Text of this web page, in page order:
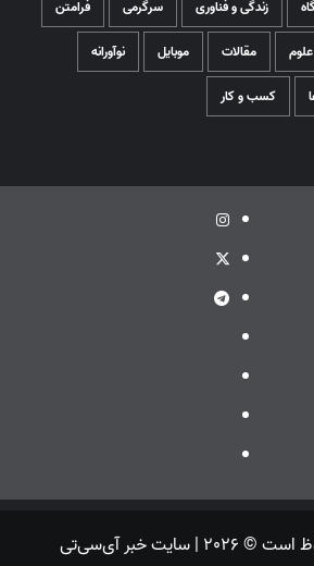
زندگی و فناوری سرگرمی فرامتن
مقالات موبایل نوآورانه
کسب و کار
اینستاگرام
توئیتر
تلگرام
خبر آی‌سی‌تی